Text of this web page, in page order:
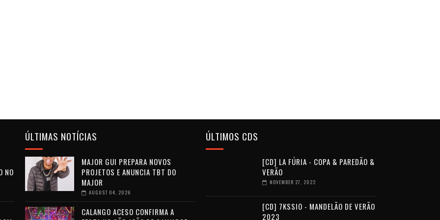
NO
ÚLTIMAS NOTÍCIAS
MAJOR GUI PREPARA NOVOS
PROJETOS E ANUNCIA TBT DO
MAJOR
AUGUST 04, 2026
CALANGO ACESO CONFIRMA A
ÚLTIMOS CDS
[CD] LA FÚRIA - COPA & PAREDÃO &
VERÃO
NOVEMBER 27, 2022
[CD] 7KSSIO - MANDELÃO DE VERÃO
2023